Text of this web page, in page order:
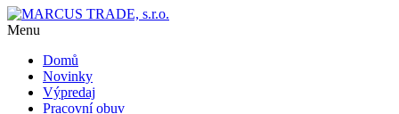
Menu
Domů
Novinky
Výpredaj
Pracovní obuv